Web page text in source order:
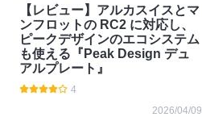
【レビュー】アルカスイスとマ
ンフロットの RC2 に対応し、
ピークデザインのエコシステム
も使える『Peak Design デュ
アルプレート』
4
2026/04/09